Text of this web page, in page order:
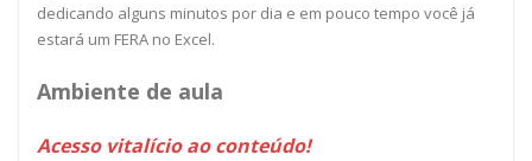
dedicando alguns minutos por dia e em pouco tempo você já
estará um FERA no Excel.
Ambiente de aula
Acesso vitalício ao conteúdo!